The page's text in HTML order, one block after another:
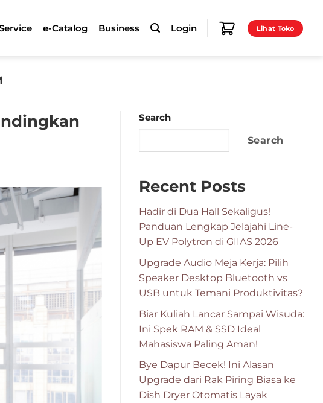
e-Catalog Business Login Lihat Toko
Search
Search
Recent Posts
Hadir di Dua Hall Sekaligus!
Panduan Lengkap Jelajahi Line-
Up EV Polytron di GIIAS 2026
Upgrade Audio Meja Kerja: Pilih
Speaker Desktop Bluetooth vs
USB untuk Temani Produktivitas?
Biar Kuliah Lancar Sampai Wisuda:
Ini Spek RAM & SSD Ideal
Mahasiswa Paling Aman!
Bye Dapur Becek! Ini Alasan
Upgrade dari Rak Piring Biasa ke
Dish Dryer Otomatis Layak